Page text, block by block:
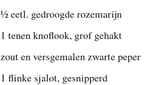
½ eetl. gedroogde rozemarijn
1 tenen knoflook, grof gehakt
zout en versgemalen zwarte peper
1 flinke sjalot, gesnipperd